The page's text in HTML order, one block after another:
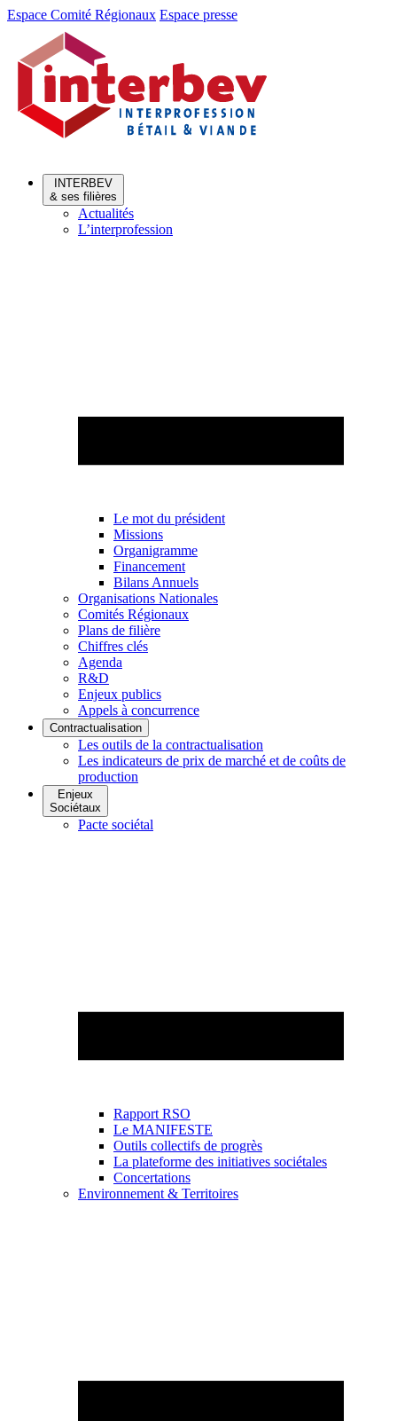
Aller
Aller
contenu
Espace Comité Régionaux Espace presse
INTERBEV
& ses filières
Actualités
L’interprofession
Le mot du président
Missions
Organigramme
Financement
Bilans Annuels
Organisations Nationales
Comités Régionaux
Plans de filière
Chiffres clés
Agenda
R&D
Enjeux publics
Appels à concurrence
Contractualisation
Les outils de la contractualisation
Les indicateurs de prix de marché et de coûts de
production
Enjeux
Sociétaux
Pacte sociétal
Rapport RSO
Le MANIFESTE
Outils collectifs de progrès
La plateforme des initiatives sociétales
Concertations
Environnement & Territoires